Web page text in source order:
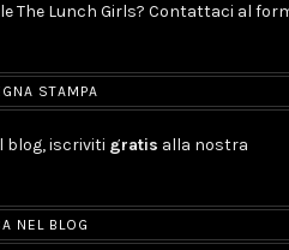
The Lunch Girls? Contattaci al
STAMPA
blog, iscriviti gratis alla nostra
NEL BLOG